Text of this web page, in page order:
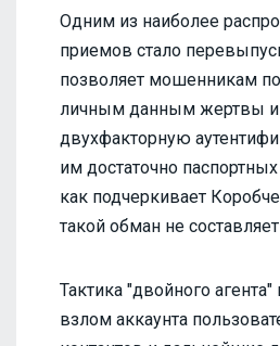
Одним из наиболее
приемов стало
позволяет мошенникам
личным данным жертвы и
двухфакторную
им достаточно
как подчеркивает
такой обман не
Тактика "двойного
взлом аккаунта